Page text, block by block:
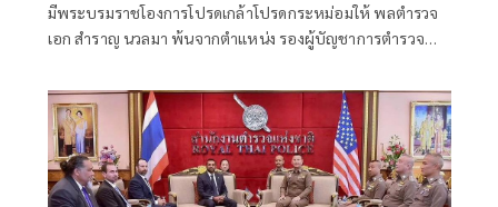
มีพระบรมราชโองการโปรดเกล้าโปรดกระหม่อมให้ พลตำรวจ
เอก สำราญ นวลมา พ้นจากตำแหน่ง รองผู้บัญชาการตำรวจ